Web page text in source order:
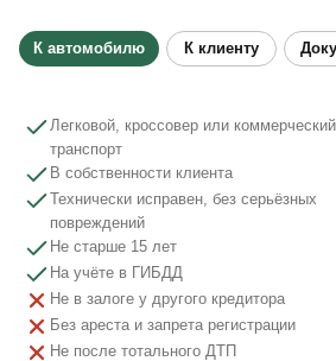
К клиенту
К автомобилю
Легковой, кроссовер или коммерческий
транспорт
В собственности клиента
Технически исправен, без серьёзных
повреждений
Не старше 15 лет
На учёте в ГИБДД
Не в залоге у другого кредитора
Без ареста и запрета регистрации
Не после тотального ДТП